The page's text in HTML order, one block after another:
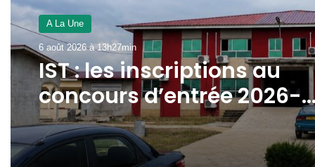
JUSTICE
6 août 2026 à 11h39min
Libreville : plus d’une
de cannabis saisie